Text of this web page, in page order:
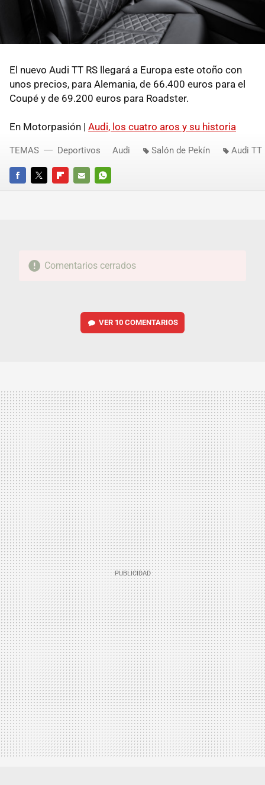
El nuevo Audi TT RS llegará a Europa este otoño con
unos precios, para Alemania, de 66.400 euros para el
Coupé y de 69.200 euros para Roadster.
En Motorpasión | Audi, los cuatro aros y su historia
FACEBOOKTWITTERFLIPBOARD
E-
WHATSAPP
TEMAS Deportivos Audi Salón de Pekín Audi TT
Comentarios cerrados
VER 10 COMENTARIOS